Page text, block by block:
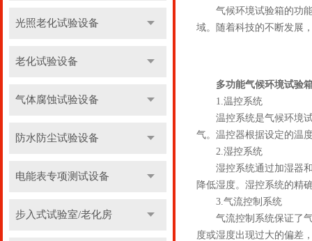
光照老化试验设备
老化试验设备
气体腐蚀试验设备
防水防尘试验设备
电能表专项测试设备
步入式试验室/老化房
气候环境试验箱的功能
域。随着科技的不断发展
多功能气候环境试验
1.温控系统
温控系统是气候环境试
气。温控器根据设定的温
2.湿控系统
湿控系统通过加湿器和
降低湿度。湿控系统的精
3.气流控制系统
气流控制系统保证了气
度或湿度出现过大的偏差